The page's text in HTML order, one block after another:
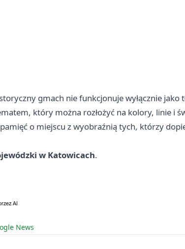
gmach nie funkcjonuje wyłącznie jako
który można rozłożyć na kolory, linie i
pamięć o miejscu z wyobraźnią tych, którzy
w Katowicach.
News